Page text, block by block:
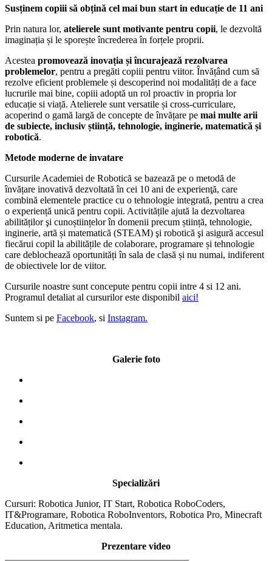
Susținem copiii să obțină cel mai bun start in educație de 11 ani
Prin natura lor, atelierele sunt motivante pentru copii, le dezvoltă
imaginația și le sporește încrederea în forțele proprii.
Acestea promovează inovația și încurajează rezolvarea
problemelor, pentru a pregăti copiii pentru viitor. Învățând cum să
rezolve eficient problemele și descoperind noi modalități de a face
lucrurile mai bine, copiii adoptă un rol proactiv in propria lor
educație si viață. Atelierele sunt versatile și cross-curriculare,
acoperind o gamă largă de concepte de învățare pe mai multe arii
de subiecte, inclusiv știință, tehnologie, inginerie, matematică și
robotică.
Metode moderne de invatare
Cursurile Academiei de Robotică se bazează pe o metodă de
învățare inovativă dezvoltată în cei 10 ani de experienţă, care
combină elementele practice cu o tehnologie integrată, pentru a crea
o experiență unică pentru copii. Activitățile ajută la dezvoltarea
abilităților şi cunoștiințelor în domenii precum știință, tehnologie,
inginerie, artă și matematică (STEAM) şi robotică şi asigură accesul
fiecărui copil la abilitățile de colaborare, programare și tehnologie
care deblochează oportunități în sala de clasă și nu numai, indiferent
de obiectivele lor de viitor.
Cursurile noastre sunt concepute pentru copii intre 4 si 12 ani.
Programul detaliat al cursurilor este disponibil aici!
Suntem si pe Facebook, si Instagram.
Galerie foto
Specializări
Cursuri: Robotica Junior, IT Start, Robotica RoboCoders,
IT&Programare, Robotica RoboInventors, Robotica Pro, Minecraft
Education, Aritmetica mentala.
Prezentare video